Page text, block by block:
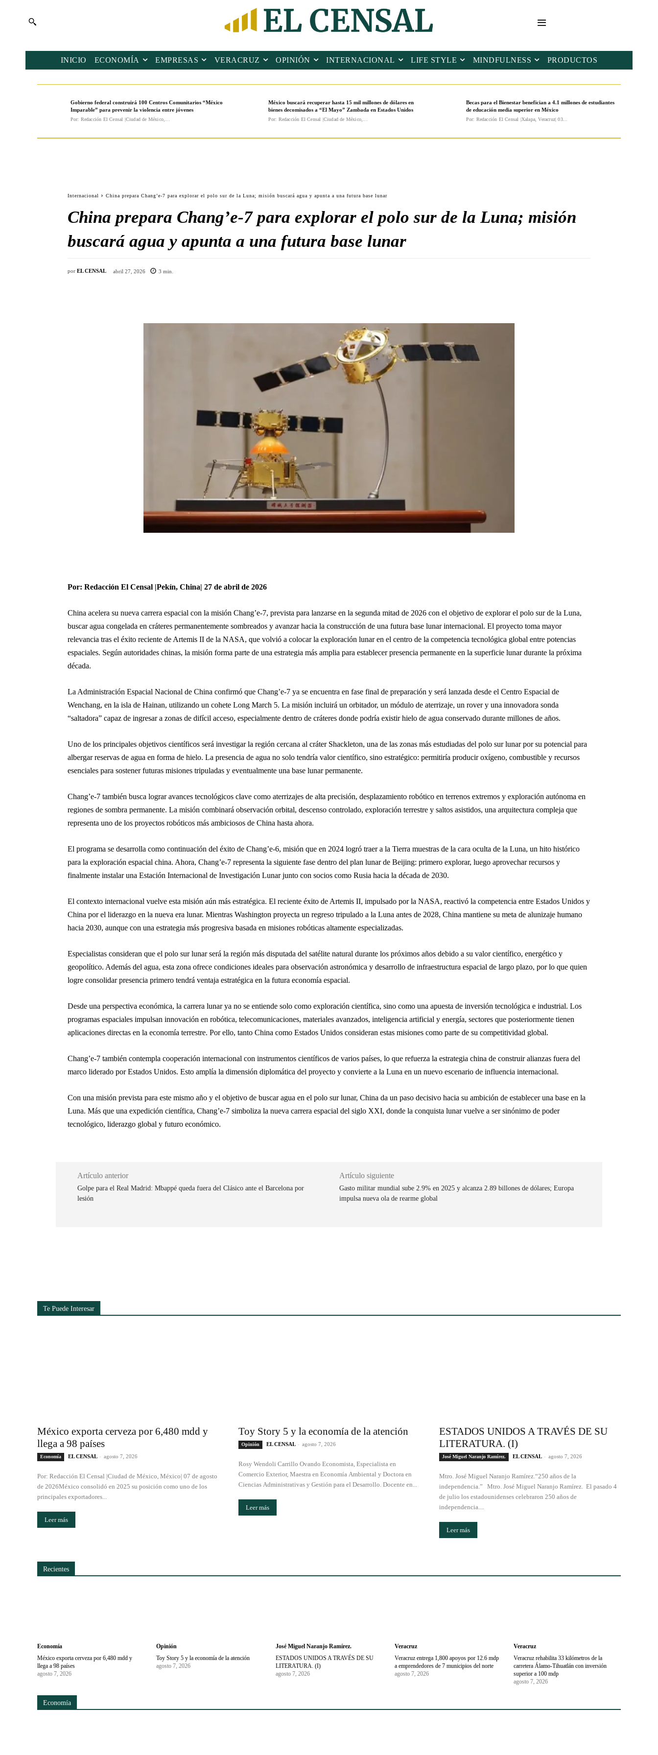
INICIO ECONOMÍA EMPRESAS VERACRUZ OPINIÓN INTERNACIONAL LIFE STYLE MINDFULNESS PRODUCTOS
Gobierno federal construirá 100 Centros Comunitarios “México
Imparable” para prevenir la violencia entre jóvenes
Por: Redacción El Censal |Ciudad de México,...
México buscará recuperar hasta 15 mil millones de dólares en
bienes decomisados a “El Mayo” Zambada en Estados Unidos
Por: Redacción El Censal |Ciudad de México,...
Becas para el Bienestar benefician a 4.1 millones de estudiantes
de educación media superior en México
Por: Redacción El Censal |Xalapa, Veracruz| 03...
Internacional China prepara Chang’e-7 para explorar el polo sur de la Luna; misión buscará agua y apunta a una futura base lunar
China prepara Chang’e-7 para explorar el polo sur de la Luna; misión
buscará agua y apunta a una futura base lunar
por EL CENSAL abril 27, 2026 3 min.
Por: Redacción El Censal |Pekín, China| 27 de abril de 2026
China acelera su nueva carrera espacial con la misión Chang’e-7, prevista para lanzarse en la segunda mitad de 2026 con el objetivo de explorar el polo sur de la Luna,
buscar agua congelada en cráteres permanentemente sombreados y avanzar hacia la construcción de una futura base lunar internacional. El proyecto toma mayor
relevancia tras el éxito reciente de Artemis II de la NASA, que volvió a colocar la exploración lunar en el centro de la competencia tecnológica global entre potencias
espaciales. Según autoridades chinas, la misión forma parte de una estrategia más amplia para establecer presencia permanente en la superficie lunar durante la próxima
década.
La Administración Espacial Nacional de China confirmó que Chang’e-7 ya se encuentra en fase final de preparación y será lanzada desde el Centro Espacial de
Wenchang, en la isla de Hainan, utilizando un cohete Long March 5. La misión incluirá un orbitador, un módulo de aterrizaje, un rover y una innovadora sonda
“saltadora” capaz de ingresar a zonas de difícil acceso, especialmente dentro de cráteres donde podría existir hielo de agua conservado durante millones de años.
Uno de los principales objetivos científicos será investigar la región cercana al cráter Shackleton, una de las zonas más estudiadas del polo sur lunar por su potencial para
albergar reservas de agua en forma de hielo. La presencia de agua no solo tendría valor científico, sino estratégico: permitiría producir oxígeno, combustible y recursos
esenciales para sostener futuras misiones tripuladas y eventualmente una base lunar permanente.
Chang’e-7 también busca lograr avances tecnológicos clave como aterrizajes de alta precisión, desplazamiento robótico en terrenos extremos y exploración autónoma en
regiones de sombra permanente. La misión combinará observación orbital, descenso controlado, exploración terrestre y saltos asistidos, una arquitectura compleja que
representa uno de los proyectos robóticos más ambiciosos de China hasta ahora.
El programa se desarrolla como continuación del éxito de Chang’e-6, misión que en 2024 logró traer a la Tierra muestras de la cara oculta de la Luna, un hito histórico
para la exploración espacial china. Ahora, Chang’e-7 representa la siguiente fase dentro del plan lunar de Beijing: primero explorar, luego aprovechar recursos y
finalmente instalar una Estación Internacional de Investigación Lunar junto con socios como Rusia hacia la década de 2030.
El contexto internacional vuelve esta misión aún más estratégica. El reciente éxito de Artemis II, impulsado por la NASA, reactivó la competencia entre Estados Unidos y
China por el liderazgo en la nueva era lunar. Mientras Washington proyecta un regreso tripulado a la Luna antes de 2028, China mantiene su meta de alunizaje humano
hacia 2030, aunque con una estrategia más progresiva basada en misiones robóticas altamente especializadas.
Especialistas consideran que el polo sur lunar será la región más disputada del satélite natural durante los próximos años debido a su valor científico, energético y
geopolítico. Además del agua, esta zona ofrece condiciones ideales para observación astronómica y desarrollo de infraestructura espacial de largo plazo, por lo que quien
logre consolidar presencia primero tendrá ventaja estratégica en la futura economía espacial.
Desde una perspectiva económica, la carrera lunar ya no se entiende solo como exploración científica, sino como una apuesta de inversión tecnológica e industrial. Los
programas espaciales impulsan innovación en robótica, telecomunicaciones, materiales avanzados, inteligencia artificial y energía, sectores que posteriormente tienen
aplicaciones directas en la economía terrestre. Por ello, tanto China como Estados Unidos consideran estas misiones como parte de su competitividad global.
Chang’e-7 también contempla cooperación internacional con instrumentos científicos de varios países, lo que refuerza la estrategia china de construir alianzas fuera del
marco liderado por Estados Unidos. Esto amplía la dimensión diplomática del proyecto y convierte a la Luna en un nuevo escenario de influencia internacional.
Con una misión prevista para este mismo año y el objetivo de buscar agua en el polo sur lunar, China da un paso decisivo hacia su ambición de establecer una base en la
Luna. Más que una expedición científica, Chang’e-7 simboliza la nueva carrera espacial del siglo XXI, donde la conquista lunar vuelve a ser sinónimo de poder
tecnológico, liderazgo global y futuro económico.
Artículo anterior
Golpe para el Real Madrid: Mbappé queda fuera del Clásico ante el Barcelona por
lesión
Artículo siguiente
Gasto militar mundial sube 2.9% en 2025 y alcanza 2.89 billones de dólares; Europa
impulsa nueva ola de rearme global
Te Puede Interesar
México exporta cerveza por 6,480 mdd y
llega a 98 países
Economía EL CENSAL - agosto 7, 2026
Por: Redacción El Censal |Ciudad de México, México| 07 de agosto
de 2026México consolidó en 2025 su posición como uno de los
principales exportadores...
Leer más
Toy Story 5 y la economía de la atención
Opinión EL CENSAL - agosto 7, 2026
Rosy Wendoli Carrillo Ovando Economista, Especialista en
Comercio Exterior, Maestra en Economía Ambiental y Doctora en
Ciencias Administrativas y Gestión para el Desarrollo. Docente en...
Leer más
ESTADOS UNIDOS A TRAVÉS DE SU
LITERATURA. (I)
José Miguel Naranjo Ramírez. EL CENSAL - agosto 7, 2026
Mtro. José Miguel Naranjo Ramírez.“250 años de la
independencia.” Mtro. José Miguel Naranjo Ramírez. El pasado 4
de julio los estadounidenses celebraron 250 años de
independencia....
Leer más
Recientes
Economía
México exporta cerveza por 6,480 mdd y
llega a 98 países
agosto 7, 2026
Opinión
Toy Story 5 y la economía de la atención
agosto 7, 2026
José Miguel Naranjo Ramírez.
ESTADOS UNIDOS A TRAVÉS DE SU
LITERATURA. (I)
agosto 7, 2026
Veracruz
Veracruz entrega 1,800 apoyos por 12.6 mdp
a emprendedores de 7 municipios del norte
agosto 7, 2026
Veracruz
Veracruz rehabilita 33 kilómetros de la
carretera Álamo-Tihuatlán con inversión
superior a 100 mdp
agosto 7, 2026
Economía